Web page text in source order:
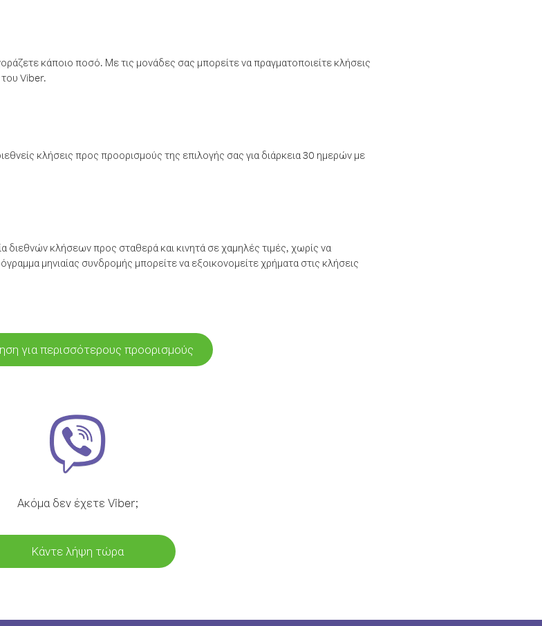
κάποιο ποσό. Με τις μονάδες σας μπορείτε να πραγματοποιείτε κλήσεις
Viber.
κλήσεις προς προορισμούς της επιλογής σας για διάρκεια 30 ημερών με
διεθνών κλήσεων προς σταθερά και κινητά σε χαμηλές τιμές, χωρίς να
μηνιαίας συνδρομής μπορείτε να εξοικονομείτε χρήματα στις κλήσεις
για περισσότερους προορισμούς
Ακόμα δεν έχετε Viber;
Κάντε λήψη τώρα